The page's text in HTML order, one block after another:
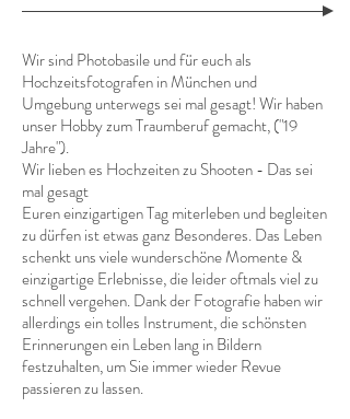
Wir sind Photobasile und für euch als
Hochzeitsfotografen in München und
Umgebung unterwegs sei mal gesagt! Wir haben
unser Hobby zum Traumberuf gemacht, ("19
Jahre").
Wir lieben es Hochzeiten zu Shooten - Das sei
mal gesagt
Euren einzigartigen Tag miterleben und begleiten
zu dürfen ist etwas ganz Besonderes. Das Leben
schenkt uns viele wunderschöne Momente &
einzigartige Erlebnisse, die leider oftmals viel zu
schnell vergehen. Dank der Fotografie haben wir
allerdings ein tolles Instrument, die schönsten
Erinnerungen ein Leben lang in Bildern
festzuhalten, um Sie immer wieder Revue
passieren zu lassen.